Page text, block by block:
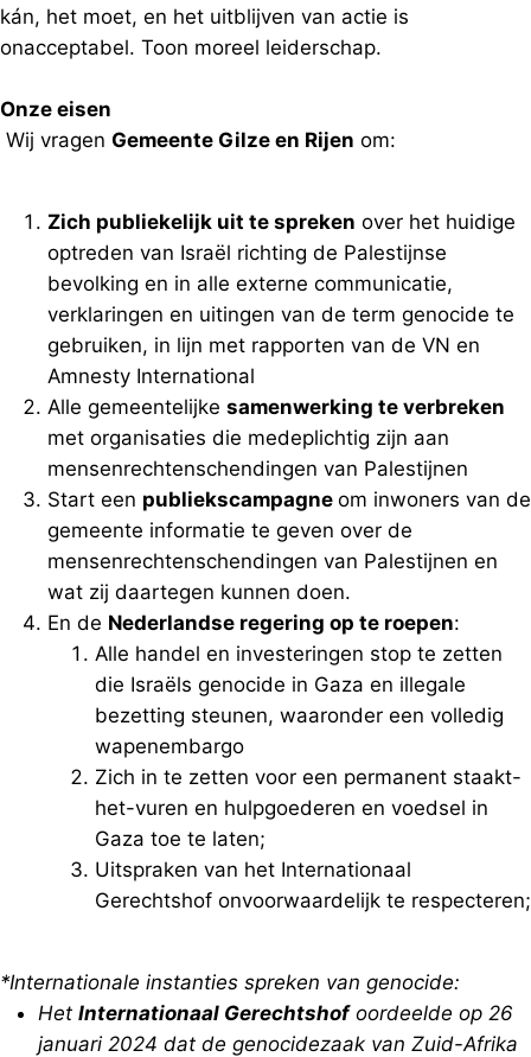
kán, het moet, en het uitblijven van actie is
onacceptabel. Toon moreel leiderschap.
Onze eisen
Wij vragen Gemeente Gilze en Rijen om:
Zich publiekelijk uit te spreken over het huidige
optreden van Israël richting de Palestijnse
bevolking en in alle externe communicatie,
verklaringen en uitingen van de term genocide te
gebruiken, in lijn met rapporten van de VN en
Amnesty International
Alle gemeentelijke samenwerking te verbreken
met organisaties die medeplichtig zijn aan
mensenrechtenschendingen van Palestijnen
Start een publiekscampagne om inwoners van de
gemeente informatie te geven over de
mensenrechtenschendingen van Palestijnen en
wat zij daartegen kunnen doen.
En de Nederlandse regering op te roepen:
Alle handel en investeringen stop te zetten
die Israëls genocide in Gaza en illegale
bezetting steunen, waaronder een volledig
wapenembargo
Zich in te zetten voor een permanent staakt-
het-vuren en hulpgoederen en voedsel in
Gaza toe te laten;
Uitspraken van het Internationaal
Gerechtshof onvoorwaardelijk te respecteren;
*Internationale instanties spreken van genocide:
Het Internationaal Gerechtshofoordeelde op 26
januari 2024 dat de genocidezaak van Zuid-Afrika